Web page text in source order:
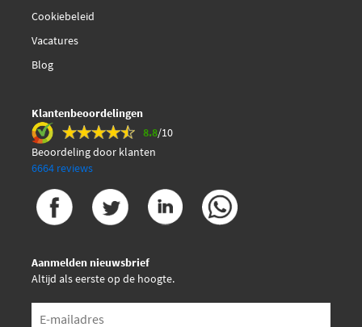
Cookiebeleid
Vacatures
Blog
Klantenbeoordelingen
8.8/10
Beoordeling door klanten
6664 reviews
Aanmelden nieuwsbrief
Altijd als eerste op de hoogte.